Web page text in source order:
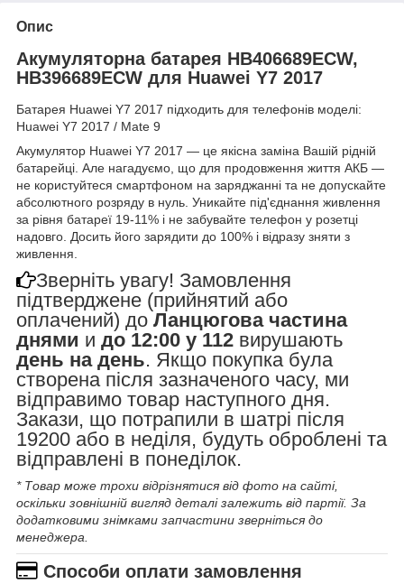
Опис
Акумуляторна батарея HB406689ECW,
HB396689ECW для Huawei Y7 2017
Батарея Huawei Y7 2017 підходить для телефонів моделі:
Huawei Y7 2017 / Mate 9
Акумулятор Huawei Y7 2017 — це якісна заміна Вашій рідній
батарейці. Але нагадуємо, що для продовження життя АКБ —
не користуйтеся смартфоном на заряджанні та не допускайте
абсолютного розряду в нуль. Уникайте під'єднання живлення
за рівня батареї 19-11% і не забувайте телефон у розетці
надовго. Досить його зарядити до 100% і відразу зняти з
живлення.
Зверніть увагу! Замовлення
підтверджене (прийнятий або
оплачений) до Ланцюгова частина
днями и до 12:00 у 112 вирушають
день на день. Якщо покупка була
створена після зазначеного часу, ми
відправимо товар наступного дня.
Закази, що потрапили в шатрі після
19200 або в неділя, будуть оброблені та
відправлені в понеділок.
* Товар може трохи відрізнятися від фото на сайті,
оскільки зовнішній вигляд деталі залежить від партії. За
додатковими знімками запчастини зверніться до
менеджера.
Способи оплати замовлення